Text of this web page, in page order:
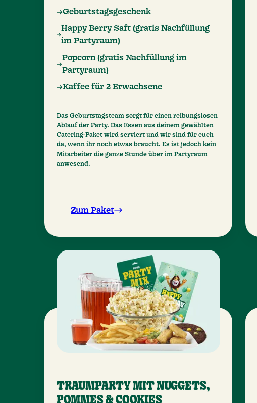
Geburtstagsgeschenk
Happy Berry Saft (gratis Nachfüllung
im Partyraum)
Popcorn (gratis Nachfüllung im
Partyraum)
Kaffee für 2 Erwachsene
Das Geburtstagsteam sorgt für einen reibungslosen
Ablauf der Party. Das Essen aus deinem gewählten
Catering-Paket wird serviert und wir sind für euch
da, wenn ihr noch etwas braucht. Es ist jedoch kein
Mitarbeiter die ganze Stunde über im Partyraum
anwesend.
Zum Paket
TRAUMPARTY MIT NUGGETS,